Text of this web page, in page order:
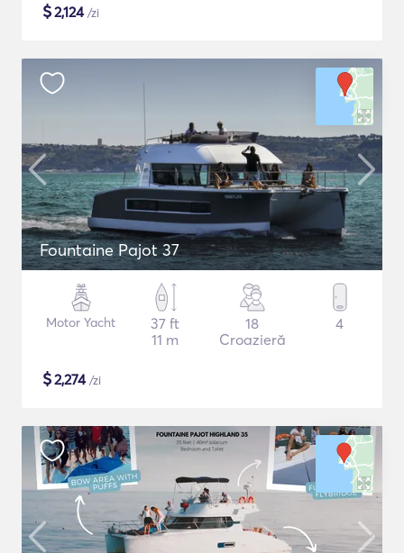
$2,124/zi
Fountaine Pajot 37
Motor Yacht
37 ft
11 m
18
Croazieră
4
$2,274/zi